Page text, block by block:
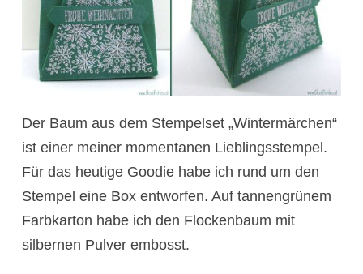
Der Baum aus dem Stempelset „Wintermärchen“
ist einer meiner momentanen Lieblingsstempel.
Für das heutige Goodie habe ich rund um den
Stempel eine Box entworfen. Auf tannengrünem
Farbkarton habe ich den Flockenbaum mit
silbernen Pulver embosst.